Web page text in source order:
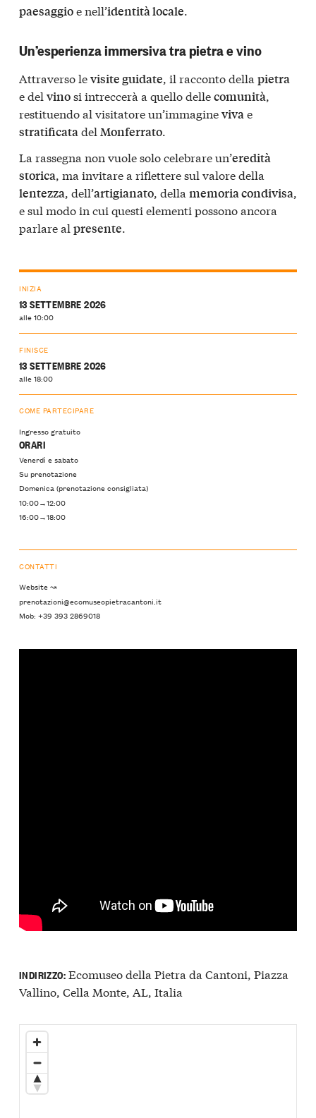
paesaggioe nell’identità locale.
Un’esperienza immersiva tra pietra e vino
Attraverso levisite guidate, il racconto della pietra
e del vinosi intreccerà a quello dellecomunità,
restituendo al visitatore un’immaginevivae
stratificatadel Monferrato.
La rassegna non vuole solo celebrare un’eredità
storica, ma invitare a riflettere sul valore della
lentezza, dell’artigianato, della memoria condivisa,
e sul modo in cui questi elementi possono ancora
parlare al presente.
INIZIA
13 SETTEMBRE 2026
alle 10:00
FINISCE
13 SETTEMBRE 2026
alle 18:00
COME PARTECIPARE
Ingresso gratuito
ORARI
Venerdì e sabato
Su prenotazione
Domenica (prenotazione consigliata)
10:00→12:00
16:00→18:00
CONTATTI
Website ↝
prenotazioni@ecomuseopietracantoni.it
Mob: +39 393 2869018
INDIRIZZO:Ecomuseo della Pietra da Cantoni, Piazza
Vallino, Cella Monte, AL, Italia